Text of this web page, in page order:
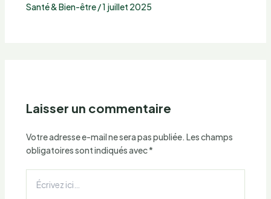
Santé & Bien-être/1 juillet 2025
Laisser un commentaire
Votre adresse e-mail ne sera pas publiée. Les champs
obligatoires sont indiqués avec*
ici…